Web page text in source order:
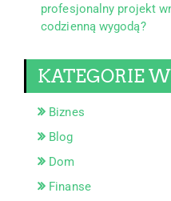
profesjonalny projekt
codzienną wygodą?
KATEGORIE
Biznes
Blog
Dom
Finanse